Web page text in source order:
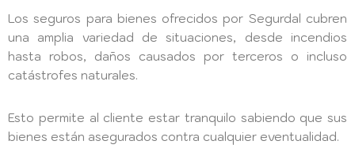
Los seguros para bienes ofrecidos por Segurdal cubren
una amplia variedad de situaciones, desde incendios
hasta robos, daños causados por terceros o incluso
catástrofes naturales.
Esto permite al cliente estar tranquilo sabiendo que sus
bienes están asegurados contra cualquier eventualidad.